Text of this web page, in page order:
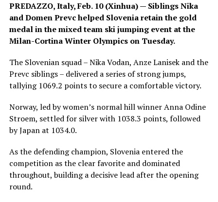
PREDAZZO, Italy, Feb. 10 (Xinhua) — Siblings Nika
and Domen Prevc helped Slovenia retain the gold
medal in the mixed team ski jumping event at the
Milan-Cortina Winter Olympics on Tuesday.
The Slovenian squad – Nika Vodan, Anze Lanisek and the
Prevc siblings – delivered a series of strong jumps,
tallying 1069.2 points to secure a comfortable victory.
Norway, led by women’s normal hill winner Anna Odine
Stroem, settled for silver with 1038.3 points, followed
by Japan at 1034.0.
As the defending champion, Slovenia entered the
competition as the clear favorite and dominated
throughout, building a decisive lead after the opening
round.